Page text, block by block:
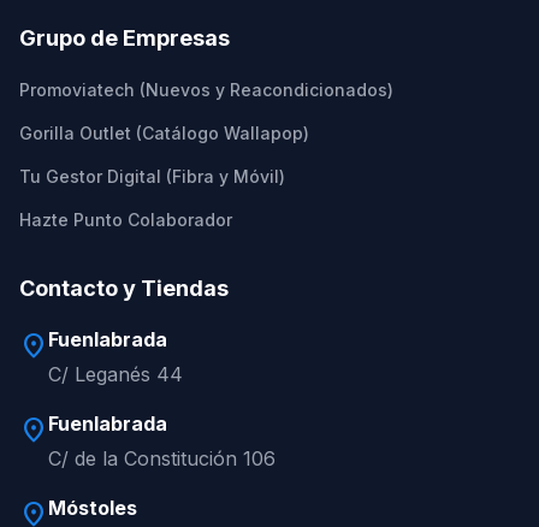
Grupo de Empresas
Promoviatech (Nuevos y Reacondicionados)
Gorilla Outlet (Catálogo Wallapop)
Tu Gestor Digital (Fibra y Móvil)
Hazte Punto Colaborador
Contacto y Tiendas
location_on Fuenlabrada
C/ Leganés 44
location_on Fuenlabrada
C/ de la Constitución 106
location_on Móstoles